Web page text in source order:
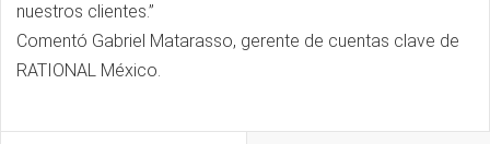
nuestros clientes.”
Comentó Gabriel Matarasso, gerente de cuentas clave de
RATIONAL México.